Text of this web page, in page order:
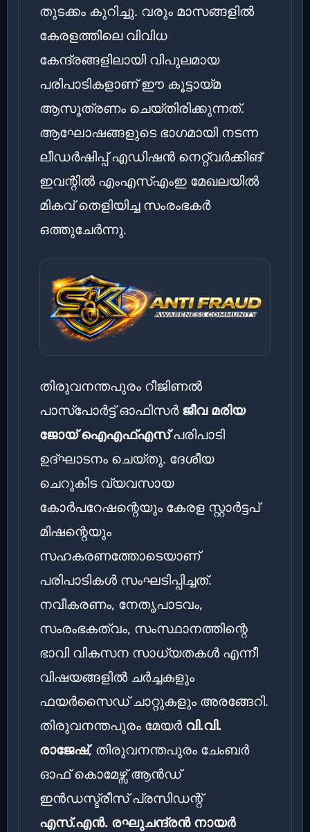
തുടക്കം കുറിച്ചു. വരും മാസങ്ങളിൽ
കേരളത്തിലെ വിവിധ
കേന്ദ്രങ്ങളിലായി വിപുലമായ
പരിപാടികളാണ് ഈ കൂട്ടായ്മ
ആസൂത്രണം ചെയ്തിരിക്കുന്നത്.
ആഘോഷങ്ങളുടെ ഭാഗമായി നടന്ന
ലീഡർഷിപ്പ് എഡിഷൻ നെറ്റ്‌വർക്കിങ്
ഇവന്റിൽ എംഎസ്എംഇ മേഖലയിൽ
മികവ് തെളിയിച്ച സംരംഭകർ
ഒത്തുചേർന്നു.
തിരുവനന്തപുരം റീജിണൽ
പാസ്‌പോർട്ട് ഓഫിസർ ജീവ മരിയ
ജോയ് ഐഎഫ്എസ്പരിപാടി
ഉദ്ഘാടനം ചെയ്തു. ദേശീയ
ചെറുകിട വ്യവസായ
കോർപറേഷന്റെയും കേരള സ്റ്റാർട്ടപ്
മിഷന്റെയും
സഹകരണത്തോടെയാണ്
പരിപാടികൾ സംഘടിപ്പിച്ചത്.
നവീകരണം, നേതൃപാടവം,
സംരംഭകത്വം, സംസ്ഥാനത്തിന്റെ
ഭാവി വികസന സാധ്യതകൾ എന്നീ
വിഷയങ്ങളിൽ ചർച്ചകളും
ഫയർസൈഡ് ചാറ്റുകളും അരങ്ങേറി.
തിരുവനന്തപുരം മേയർ വി.വി.
രാജേഷ്, തിരുവനന്തപുരം ചേംബർ
ഓഫ് കൊമേഴ്സ് ആൻഡ്
ഇൻഡസ്ട്രീസ് പ്രസിഡന്റ്
എസ്.എൻ. രഘുചന്ദ്രൻ നായർ